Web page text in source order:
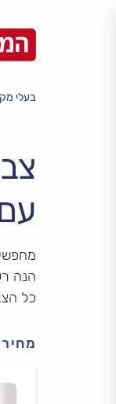
בעלי
הנה
כל